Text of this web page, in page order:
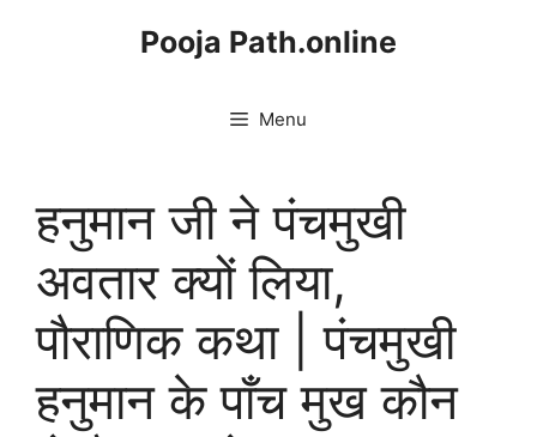
Pooja Path.online
Menu
हनुमान जी ने पंचमुखी
अवतार क्यों लिया,
पौराणिक कथा | पंचमुखी
हनुमान के पाँच मुख कौन